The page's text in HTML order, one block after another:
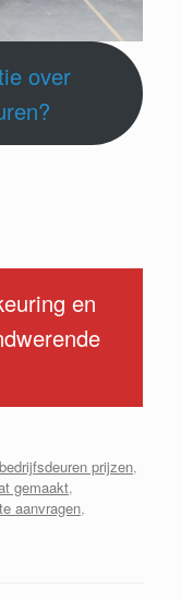
over
en
bedrijfsdeuren prijzen,
gemaakt,
aanvragen,